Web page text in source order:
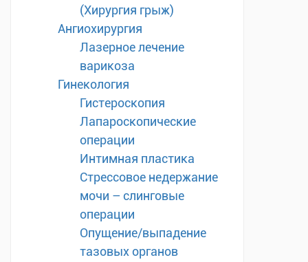
(Хирургия грыж)
Ангиохирургия
Лазерное лечение
варикоза
Гинекология
Гистероскопия
Лапароскопические
операции
Интимная пластика
Стрессовое недержание
мочи – слинговые
операции
Опущение/выпадение
тазовых органов